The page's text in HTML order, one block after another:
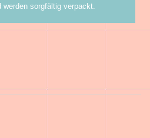
sorgfältig verpackt.